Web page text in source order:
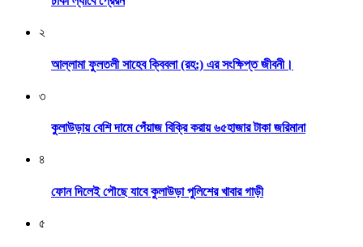
২
আল্লামা ফুলতলী সাহেব ক্বিবলা (রহ:) এর সংক্ষিপ্ত জীবনী।
৩
কুলাউড়ায় বেশি দামে পেঁয়াজ বিক্রি করায় ৬৫হাজার টাকা জরিমানা
৪
ফোন দিলেই পৌছে যাবে কুলাউড়া পুলিশের খাবার গাড়ী
৫